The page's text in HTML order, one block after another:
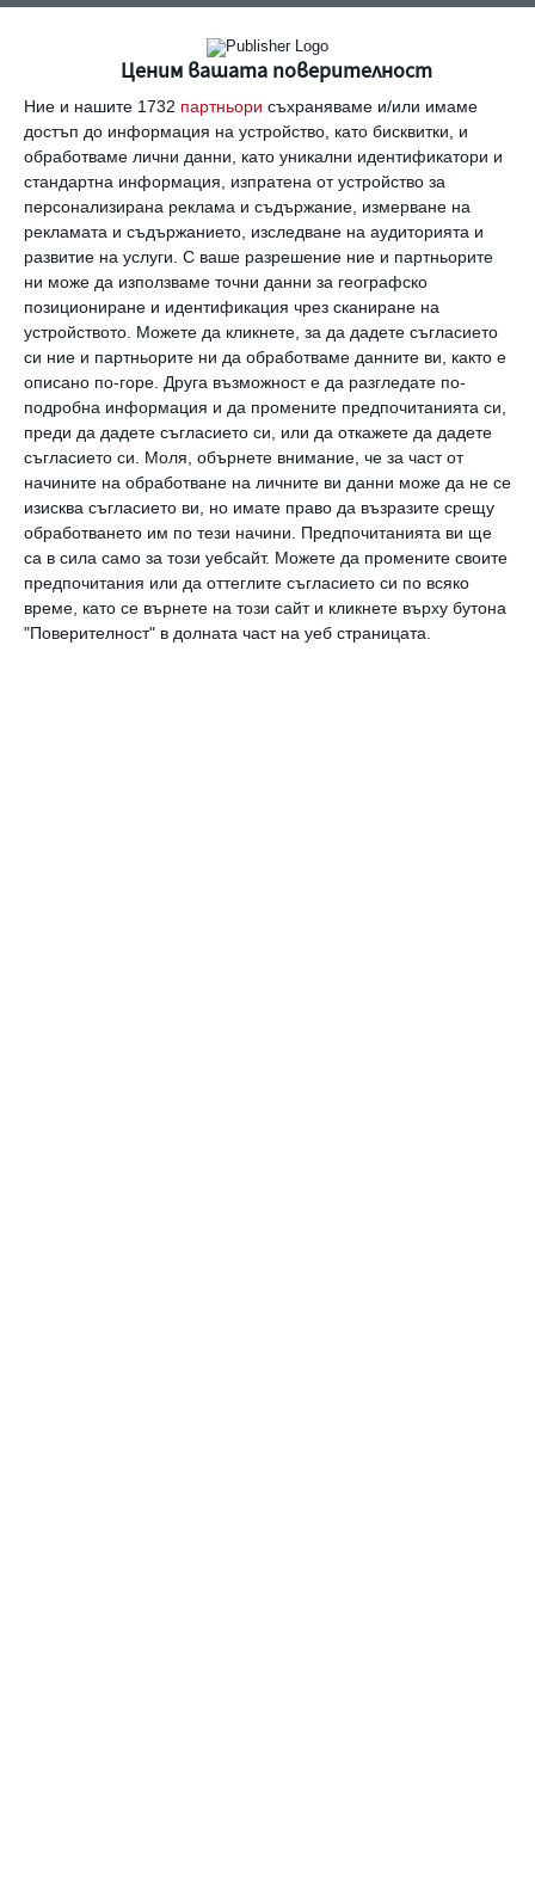
Ценим вашата поверителност
Ние и нашите 1732 партньори съхраняваме и/или имаме
достъп до информация на устройство, като бисквитки, и
обработваме лични данни, като уникални идентификатори и
стандартна информация, изпратена от устройство за
персонализирана реклама и съдържание, измерване на
рекламата и съдържанието, изследване на аудиторията и
развитие на услуги. С ваше разрешение ние и партньорите
ни може да използваме точни данни за географско
позициониране и идентификация чрез сканиране на
устройството. Можете да кликнете, за да дадете съгласието
си ние и партньорите ни да обработваме данните ви, както е
описано по-горе. Друга възможност е да разгледате по-
подробна информация и да промените предпочитанията си,
преди да дадете съгласието си, или да откажете да дадете
съгласието си.
Моля, обърнете внимание, че за част от
начините на обработване на личните ви данни може да не се
изисква съгласието ви, но имате право да възразите срещу
обработването им по тези начини. Предпочитанията ви ще
са в сила само за този уебсайт. Можете да промените своите
предпочитания или да оттеглите съгласието си по всяко
време, като се върнете на този сайт и кликнете върху бутона
"Поверителност" в долната част на уеб страницата.
Вижте още
Здраве
Ръст и тегло на бебето до 1 година
Какви са нормите месец по месец и на какво може
да се дължат отклоненията от тях